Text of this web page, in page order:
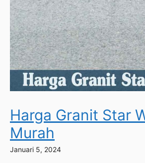
Harga Granit Star
Murah
Januari 5, 2024